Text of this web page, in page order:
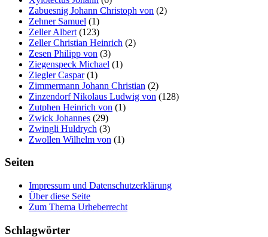
Zabuesnig Johann Christoph von (2)
Zehner Samuel (1)
Zeller Albert (123)
Zeller Christian Heinrich (2)
Zesen Philipp von (3)
Ziegenspeck Michael (1)
Ziegler Caspar(1)
Zimmermann Johann Christian (2)
Zinzendorf Nikolaus Ludwig von (128)
Zutphen Heinrich von (1)
Zwick Johannes (29)
Zwingli Huldrych (3)
Zwollen Wilhelm von (1)
Seiten
Impressum und Datenschutzerklärung
Über diese Seite
Zum Thema Urheberrecht
Schlagwörter